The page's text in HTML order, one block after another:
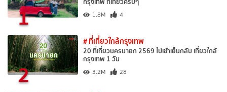
1 1.8M 4
2
# ที่เที่ยวใกล้กรุงเทพ
20 ที่เที่ยวนครนายก 2569 ไปเช้าเย็นกลับ เที่ยวใกล้
กรุงเทพ 1 วัน
3.2M 28